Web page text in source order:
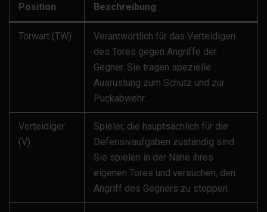
Position Beschreibung
Torwart (TW)
Verantwortlich für das Verteidigen
des Tores gegen Angriffe der
Gegner. Sie tragen spezielle
Ausrüstung zum Schutz und zur
Puckabwehr.
Verteidiger
(V)
Spieler, die hauptsächlich für die
Defensivaufgaben zuständig sind.
Sie spielen in der Nähe ihres
eigenen Tores und versuchen, den
Angriff des Gegners zu stoppen.